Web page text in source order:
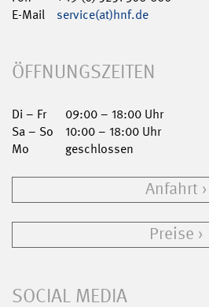
E-Mail
service(at)hnf.de
ÖFFNUNGSZEITEN
Di – Fr
09:00 – 18:00 Uhr
Sa – So
10:00 – 18:00 Uhr
Mo
geschlossen
Anfahrt
Preise
SOCIAL MEDIA